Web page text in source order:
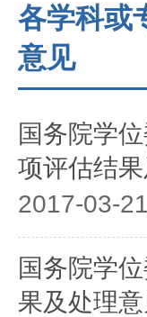
各学科或
意见
国务院学
项评估结
2017-03-21
国务院学
果及处理